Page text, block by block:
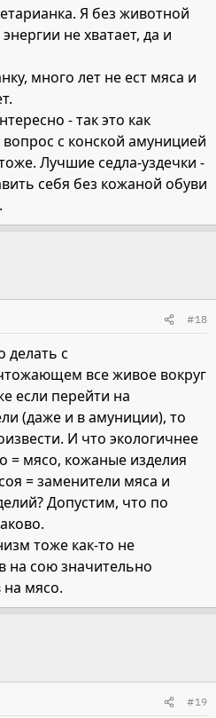
Я без животной
не хватает, да и
много лет не ест мяса и
- так это как
с конской амуницией
Лучшие седла-уздечки -
себя без кожаной обуви
#18
делать с
все живое вокруг
если перейти на
(даже и в амуниции), то
И что экологичнее
= мясо, кожаные изделия
= заменители мяса и
Допустим, что по
тоже как-то не
на сою значительно
мясо.
#19